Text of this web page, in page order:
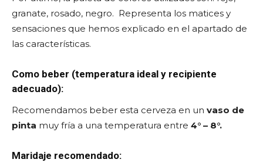
granate, rosado, negro. Representa los matices y
sensaciones que hemos explicado en el apartado de
las características.
Como beber (temperatura ideal y recipiente
adecuado):
Recomendamos beber esta cerveza en un vaso de
pinta muy fría a una temperatura entre 4° – 8°.
Maridaje recomendado: